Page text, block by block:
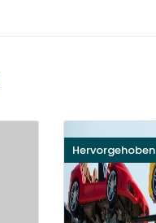
Hervorgehoben